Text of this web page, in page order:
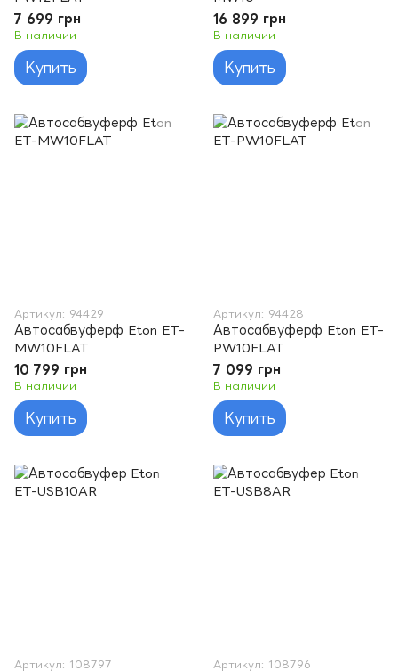
7 699 грн
В наличии
Купить
16 899 грн
В наличии
Купить
Артикул: 94429
Автосабвуферф Eton ET-
MW10FLAT
10 799 грн
В наличии
Купить
Артикул: 94428
Автосабвуферф Eton ET-
PW10FLAT
7 099 грн
В наличии
Купить
Артикул: 108797 Артикул: 108796